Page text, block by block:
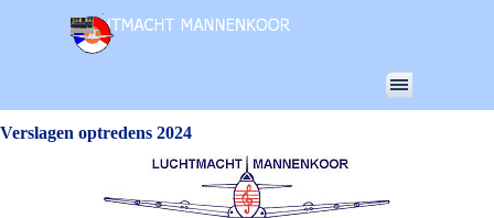
Verslagen optredens 2024